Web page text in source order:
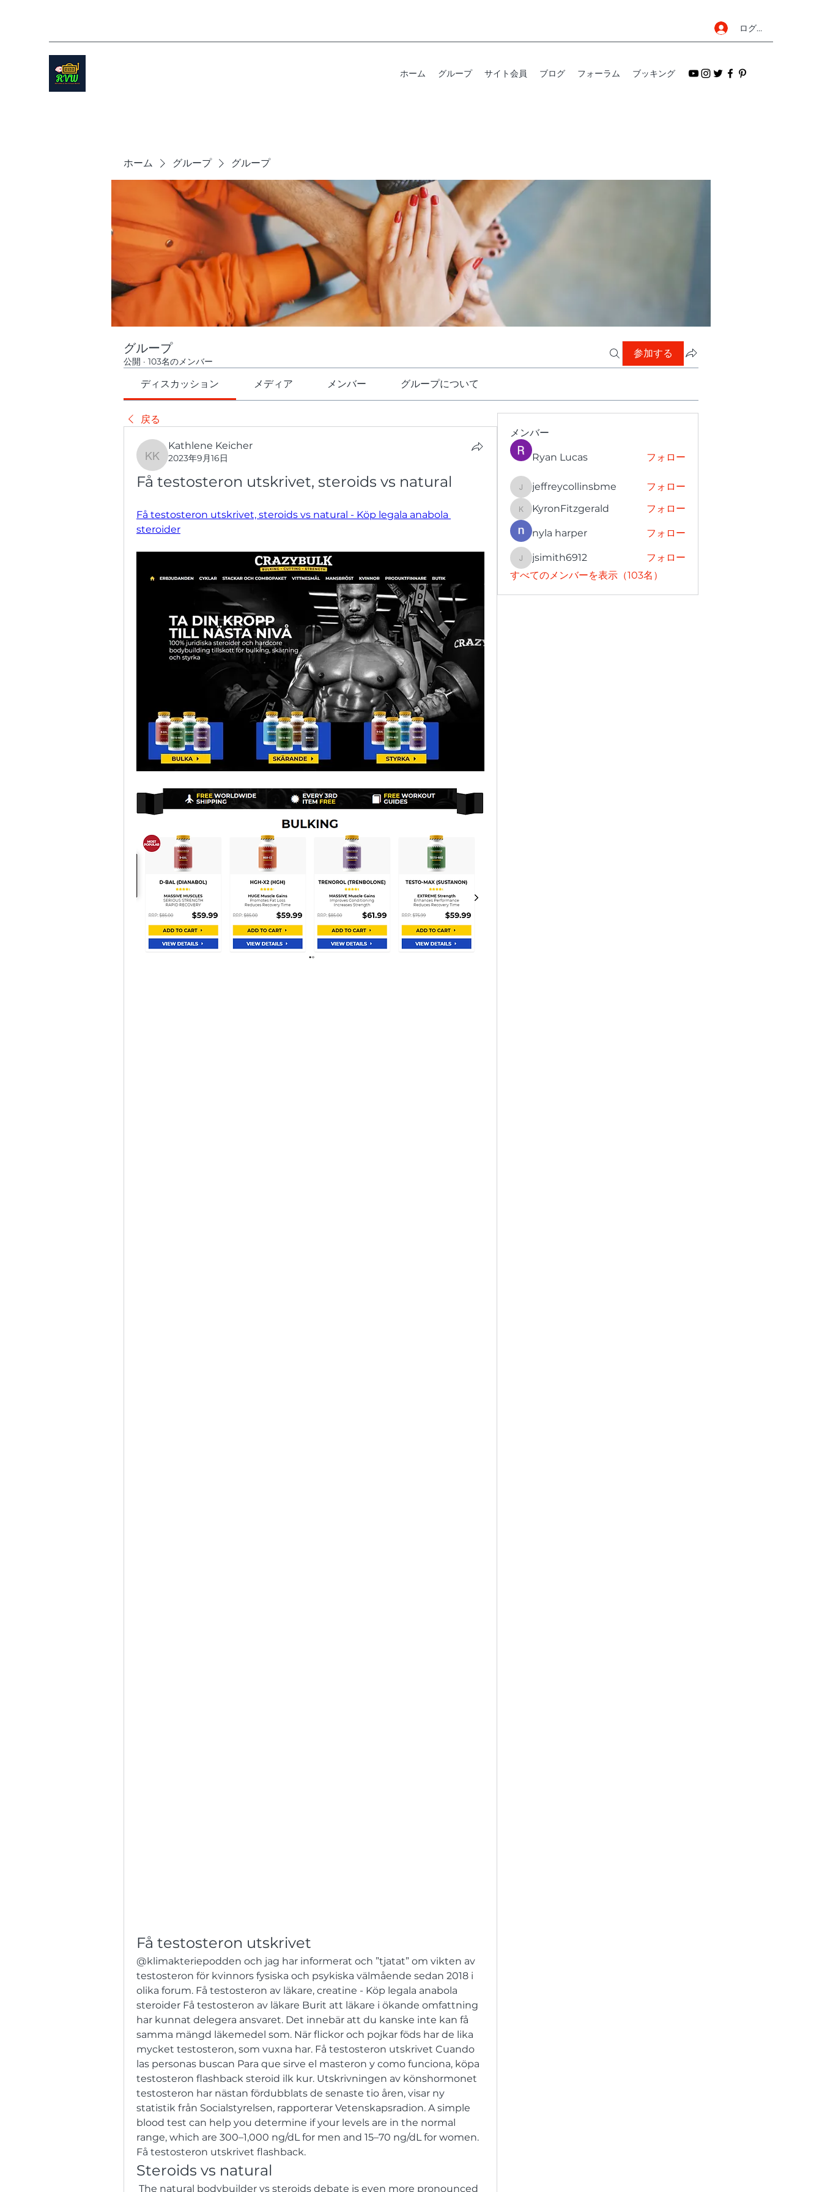
ログイン
ホーム グループ サイト会員 ブログ フォーラム ブッキング
ホーム グループ グループ
グループ
公開 · 103名のメンバー
参加する
ディスカッション メディア メンバー グループについて
戻る
Kathlene Keicher
Kathlene Keicher
2023年9月16日
Få testosteron utskrivet, steroids vs natural
Få testosteron utskrivet, steroids vs natural - Köp legala anabola
steroider
Få testosteron utskrivet
@klimakteriepodden och jag har informerat och ”tjatat” om vikten av
testosteron för kvinnors fysiska och psykiska välmående sedan 2018 i
olika forum. Få testosteron av läkare, creatine - Köp legala anabola
steroider Få testosteron av läkare Burit att läkare i ökande omfattning
har kunnat delegera ansvaret. Det innebär att du kanske inte kan få
samma mängd läkemedel som. När flickor och pojkar föds har de lika
mycket testosteron, som vuxna har. Få testosteron utskrivet Cuando
las personas buscan Para que sirve el masteron y como funciona, köpa
testosteron flashback steroid ilk kur. Utskrivningen av könshormonet
testosteron har nästan fördubblats de senaste tio åren, visar ny
statistik från Socialstyrelsen, rapporterar Vetenskapsradion. A simple
blood test can help you determine if your levels are in the normal
range, which are 300–1,000 ng/dL for men and 15–70 ng/dL for women.
Få testosteron utskrivet flashback.
Steroids vs natural
メンバー
Ryan Lucas フォロー
jeffreycollinsbme
jeffreycollinsbme フォロー
KyronFitzgerald
KyronFitzgerald フォロー
nyla harper フォロー
jsimith6912
jsimith6912
フォロー
すべてのメンバーを表示（103名）